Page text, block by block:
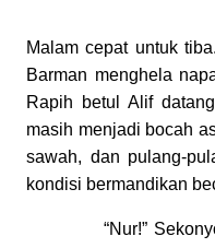
Malam cepat untuk
Barman menghela
Rapih betul Alif
masih menjadi bocah
sawah, dan pulang-
kondisi bermandikan
“Nur!”